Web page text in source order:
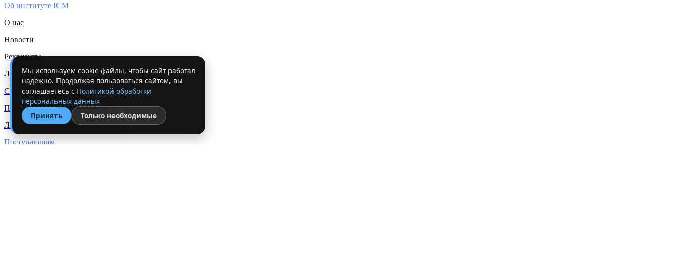
Мы используем cookie-файлы, чтобы сайт работал
надёжно. Продолжая пользоваться сайтом, вы
соглашаетесь с Политикой обработки
персональных данных
Принять
Только необходимые
Об институте ICM
О нас
Новости
Реквизиты
Лицензии и документы
Сведения об обр. организации
Политика конфиденциальности
Лицензия на сайте РосОбрНадзора
Поступающим